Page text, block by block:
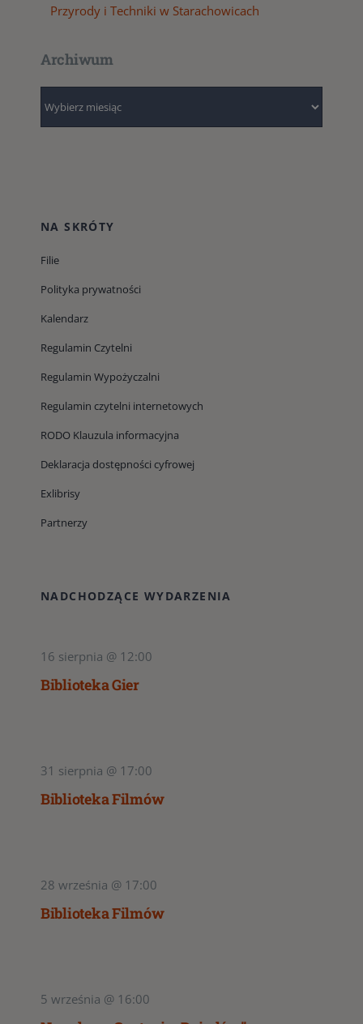
Przyrody i Techniki w Starachowicach
Archiwum
NA SKRÓTY
Filie
Polityka prywatności
Kalendarz
Regulamin Czytelni
Regulamin Wypożyczalni
Regulamin czytelni internetowych
RODO Klauzula informacyjna
Deklaracja dostępności cyfrowej
Exlibrisy
Partnerzy
NADCHODZĄCE WYDARZENIA
16 sierpnia @ 12:00
Biblioteka Gier
31 sierpnia @ 17:00
Biblioteka Filmów
28 września @ 17:00
Biblioteka Filmów
5 września @ 16:00